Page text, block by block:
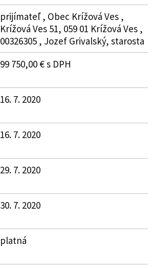
prijímateľ , Obec Krížová Ves ,
Krížová Ves 51, 059 01 Krížová Ves ,
00326305 , Jozef Grivalský, starosta
99 750,00 € s DPH
16. 7. 2020
16. 7. 2020
29. 7. 2020
30. 7. 2020
platná